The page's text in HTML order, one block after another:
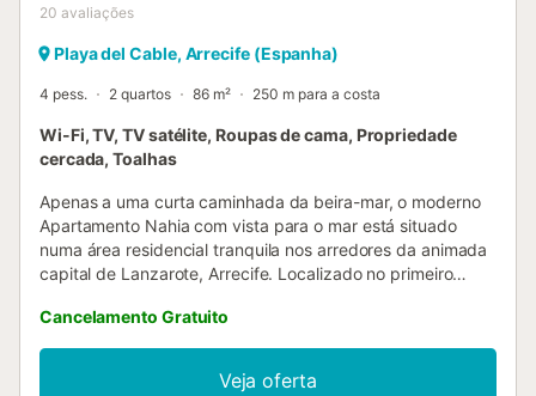
20 avaliações
Playa del Cable, Arrecife (Espanha)
4 pess. 2 quartos 86 m² 250 m para a costa
Wi-Fi, TV, TV satélite, Roupas de cama, Propriedade
cercada, Toalhas
Apenas a uma curta caminhada da beira-mar, o moderno
Apartamento Nahia com vista para o mar está situado
numa área residencial tranquila nos arredores da animada
capital de Lanzarote, Arrecife. Localizado no primeiro
elegante é composto por uma sala de estar, uma cozinha
muito bem equipada com máquina de lavar louça e micro-
ondas, 2 quartos (um com 2 camas individuais), bem como
Cancelamento Gratuito
Veja oferta